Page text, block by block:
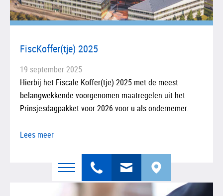
FiscKoffer(tje) 2025
19 september 2025
Hierbij het Fiscale Koffer(tje) 2025 met de meest
belangwekkende voorgenomen maatregelen uit het
Prinsjesdagpakket voor 2026 voor u als ondernemer.
Lees meer